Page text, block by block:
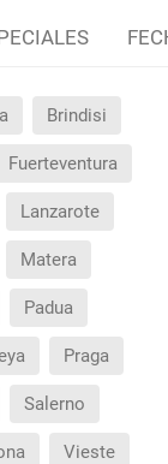
Brindisi
Fuerteventura
Lanzarote
Matera
Padua
Praga
Salerno
Vieste